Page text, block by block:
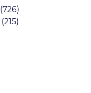
(726)
(215)